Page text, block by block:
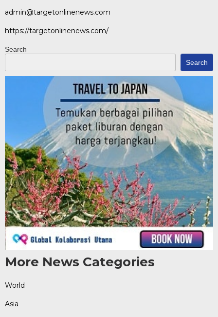
admin@targetonlinenews.com
https://targetonlinenews.com/
Search
Search
More News Categories
World
Asia